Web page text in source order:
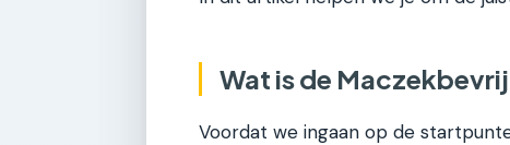
Wat is de
Voordat we ingaan op de